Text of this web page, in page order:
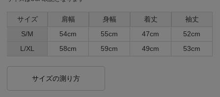
サイズ 肩幅 身幅 着丈
袖丈
S/M
54cm 55cm 47cm
52cm
L/XL
58cm 59cm 49cm 53cm
サイズの測り方